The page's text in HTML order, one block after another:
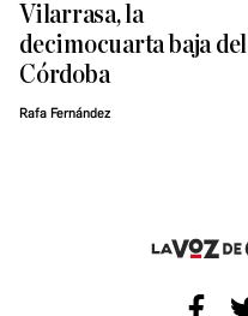
Vilarrasa, la
decimocuarta baja del
Córdoba
Rafa Fernández